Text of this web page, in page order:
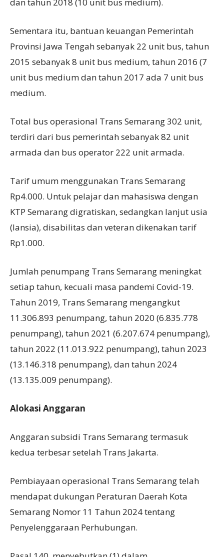
dan tahun 2018 (10 unit bus medium).
Sementara itu, bantuan keuangan Pemerintah
Provinsi Jawa Tengah sebanyak 22 unit bus, tahun
2015 sebanyak 8 unit bus medium, tahun 2016 (7
unit bus medium dan tahun 2017 ada 7 unit bus
medium.
Total bus operasional Trans Semarang 302 unit,
terdiri dari bus pemerintah sebanyak 82 unit
armada dan bus operator 222 unit armada.
Tarif umum menggunakan Trans Semarang
Rp4.000. Untuk pelajar dan mahasiswa dengan
KTP Semarang digratiskan, sedangkan lanjut usia
(lansia), disabilitas dan veteran dikenakan tarif
Rp1.000.
Jumlah penumpang Trans Semarang meningkat
setiap tahun, kecuali masa pandemi Covid-19.
Tahun 2019, Trans Semarang mengangkut
11.306.893 penumpang, tahun 2020 (6.835.778
penumpang), tahun 2021 (6.207.674 penumpang),
tahun 2022 (11.013.922 penumpang), tahun 2023
(13.146.318 penumpang), dan tahun 2024
(13.135.009 penumpang).
Alokasi Anggaran
Anggaran subsidi Trans Semarang termasuk
kedua terbesar setelah Trans Jakarta.
Pembiayaan operasional Trans Semarang telah
mendapat dukungan Peraturan Daerah Kota
Semarang Nomor 11 Tahun 2024 tentang
Penyelenggaraan Perhubungan.